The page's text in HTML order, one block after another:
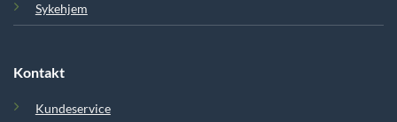
Sykehjem
Kontakt
Kundeservice